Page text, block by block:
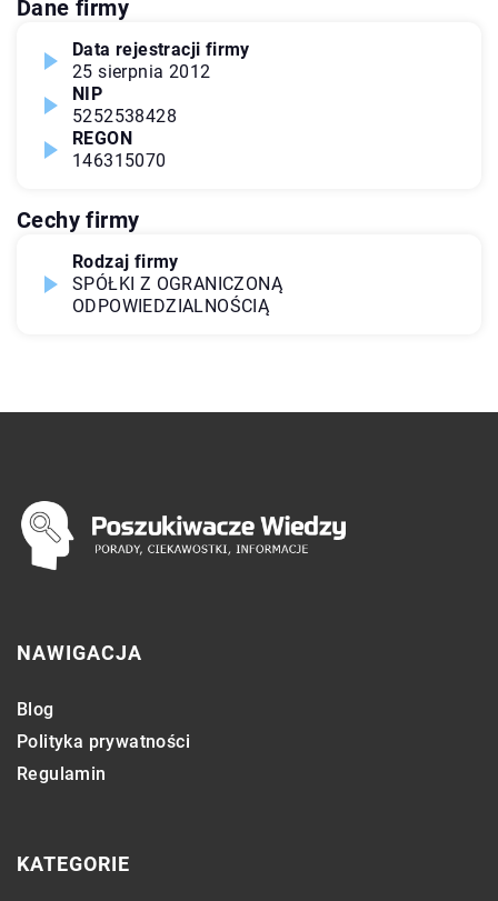
Dane firmy
Data rejestracji firmy
25 sierpnia 2012
NIP
5252538428
REGON
146315070
Cechy firmy
Rodzaj firmy
SPÓŁKI Z OGRANICZONĄ
ODPOWIEDZIALNOŚCIĄ
NAWIGACJA
Blog
Polityka prywatności
Regulamin
KATEGORIE